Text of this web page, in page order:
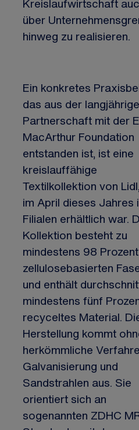
Kreislaufwirtschaft
über
hinweg zu realisieren.
Ein konkretes
das aus der
Partnerschaft mit der
MacArthur Foundation
entstanden ist, ist eine
kreislauffähige
Textilkollektion von
im April dieses Jahres
Filialen erhältlich war.
Kollektion besteht zu
mindestens 98
zellulosebasierten
und enthält
mindestens fünf
recyceltes Material.
Herstellung kommt
herkömmliche
Galvanisierung und
Sandstrahlen aus. Sie
orientiert sich an
sogenannten ZDHC